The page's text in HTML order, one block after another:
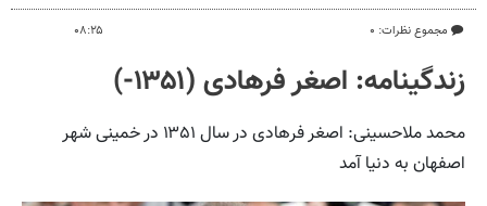
مجموع نظرات: ۰ ۰۸:۲۵
زندگینامه: اصغر فرهادی (۱۳۵۱-)
محمد ملاحسینی: اصغر فرهادی در سال ۱۳۵۱ در خمینی شهر
اصفهان به دنیا آمد